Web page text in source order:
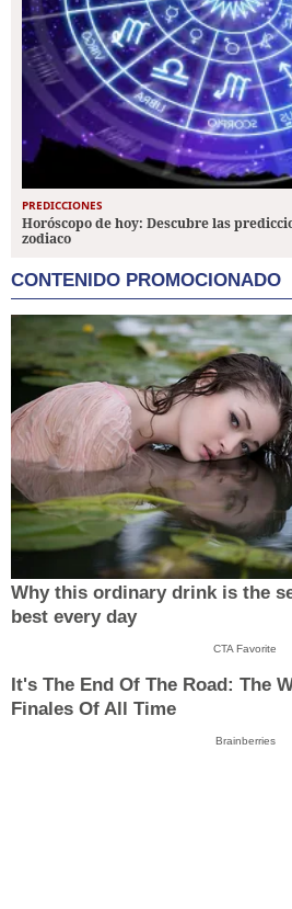
PREDICCIONES
Horóscopo de hoy: Descubre las
zodiaco
CONTENIDO PROMOCIONADO
Why this ordinary drink is the
best every day
CTA Favorite
It's The End Of The Road: The
Finales Of All Time
Brainberries